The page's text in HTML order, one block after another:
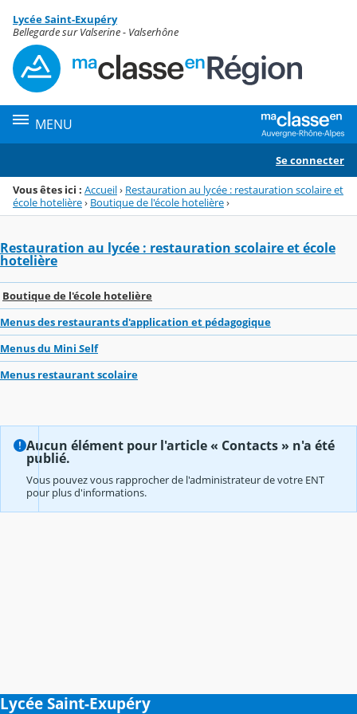
Menu de la rubrique
Contenu
Lycée Saint-Exupéry
Bellegarde sur Valserine - Valserhône
MENU
Se connecter
Vous êtes ici : Accueil› Restauration au lycée : restauration scolaire et
école hotelière› Boutique de l'école hotelière›
Restauration au lycée : restauration scolaire et école
hotelière
Boutique de l'école hotelière
Menus des restaurants d'application et pédagogique
Menus du Mini Self
Menus restaurant scolaire
Aucun élément pour l'article « Contacts » n'a été
publié.
Vous pouvez vous rapprocher de l'administrateur de votre ENT
pour plus d'informations.
Lycée Saint-Exupéry